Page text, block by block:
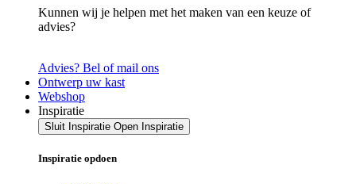
Kunnen wij je helpen met het maken van een keuze of
advies?
Advies? Bel of mail ons
Ontwerp uw kast
Webshop
Inspiratie
Sluit Inspiratie Open Inspiratie
Inspiratie opdoen